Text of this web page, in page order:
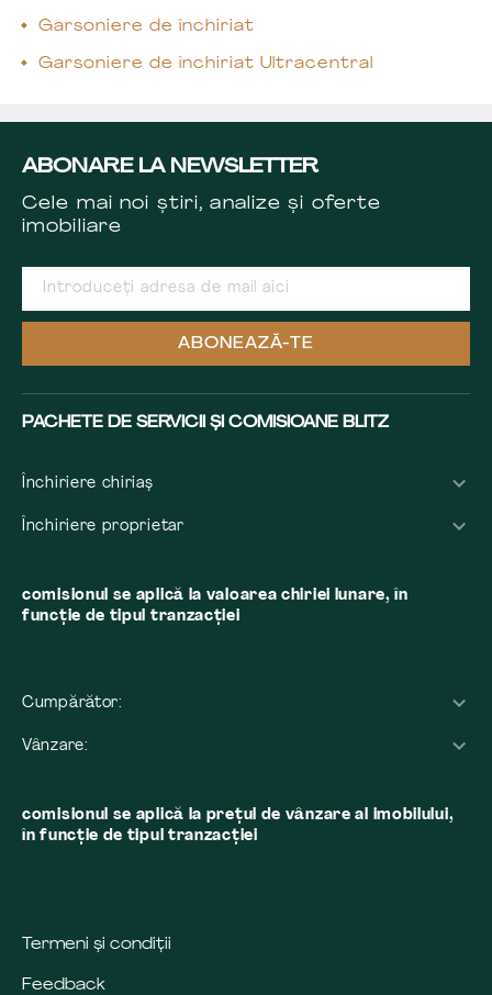
Garsoniere de închiriat
Garsoniere de închiriat Ultracentral
ABONARE LA NEWSLETTER
Cele mai noi știri, analize și oferte
imobiliare
ABONEAZĂ-TE
PACHETE DE SERVICII ȘI COMISIOANE BLITZ
Închiriere chiriaș
Închiriere proprietar
comisionul se aplică la valoarea chiriei lunare, în
funcție de tipul tranzacției
Cumpărător:
Vânzare:
comisionul se aplică la preţul de vânzare al imobilului,
în funcţie de tipul tranzacţiei
Termeni și condiții
Feedback